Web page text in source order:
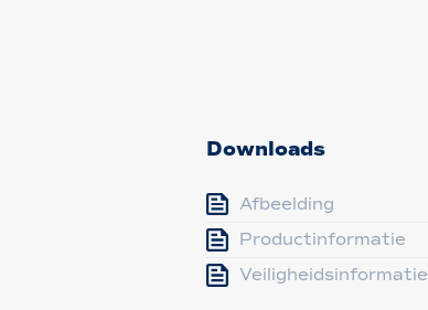
Downloads
Afbeelding
Productinformatie
Veiligheidsinformatie